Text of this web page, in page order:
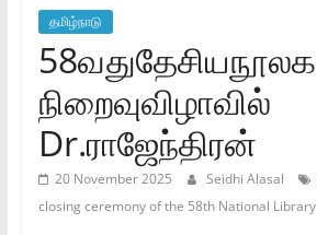
தமிழ்நாடு
58வதுதேசியநூலக
நிறைவுவிழாவில்
Dr.ராஜேந்திரன்
20 November 2025 Seidhi Alasal
closing ceremony of the 58th National Library